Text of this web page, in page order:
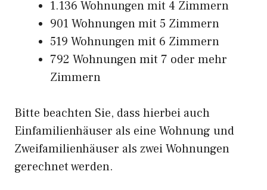
1.136 Wohnungen mit 4 Zimmern
901 Wohnungen mit 5 Zimmern
519 Wohnungen mit 6 Zimmern
792 Wohnungen mit 7 oder mehr
Zimmern
Bitte beachten Sie, dass hierbei auch
Einfamilienhäuser als eine Wohnung und
Zweifamilienhäuser als zwei Wohnungen
gerechnet werden.